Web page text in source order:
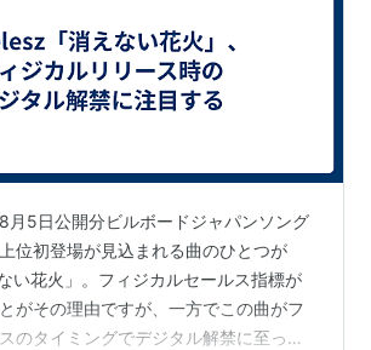
月5日公開分ビルボードジャパンソング
位初登場が見込まれる曲のひとつが
い花火」。フィジカルセールス指標が
がその理由ですが、一方でこの曲がフ
のタイミングでデジタル解禁に至った